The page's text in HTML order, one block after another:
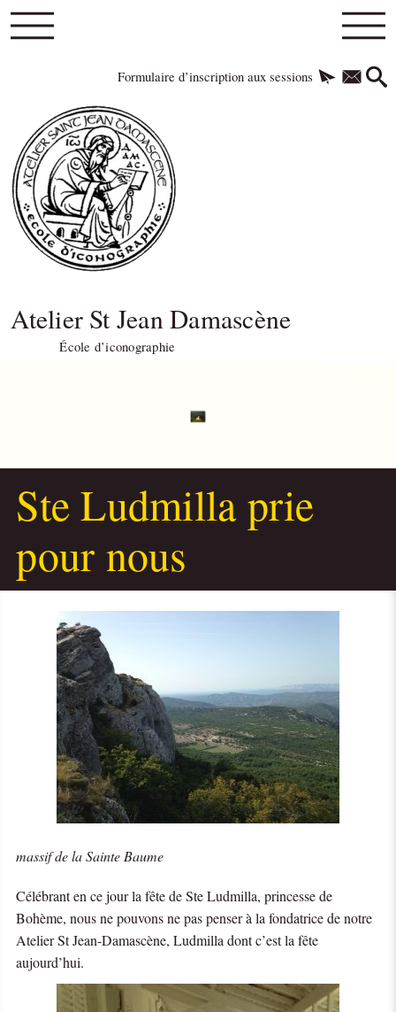
Formulaire d’inscription aux sessions
Atelier St Jean Damascène
École d’iconographie
Ste Ludmilla prie
pour nous
massif de la Sainte Baume
Célébrant en ce jour la fête de Ste Ludmilla, princesse de
Bohème, nous ne pouvons ne pas penser à la fondatrice de notre
Atelier St Jean-Damascène, Ludmilla dont c’est la fête
aujourd’hui.